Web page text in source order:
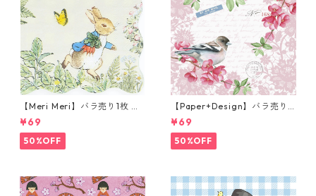
【Meri Meri】バラ売り1枚 カ
クテルサイズ ペーパーナプキ
ン Peter Rabbit In The Gard
en クリーム ピーターラビット
¥69
50%OFF
【Paper+Design】バラ売り2
枚 ランチサイズ ペーパーナプ
キン Sweet bird ローズ
¥69
50%OFF